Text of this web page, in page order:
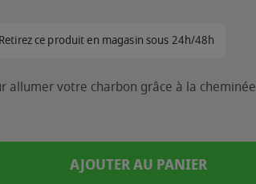
ce produit en magasin sous 24h/48h
allumer votre charbon grâce à la cheminée
AJOUTER AU PANIER